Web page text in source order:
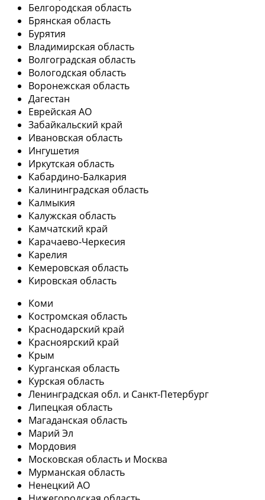
Белгородская область
Брянская область
Бурятия
Владимирская область
Волгоградская область
Вологодская область
Воронежская область
Дагестан
Еврейская АО
Забайкальский край
Ивановская область
Ингушетия
Иркутская область
Кабардино-Балкария
Калининградская область
Калмыкия
Калужская область
Камчатский край
Карачаево-Черкесия
Карелия
Кемеровская область
Кировская область
Коми
Костромская область
Краснодарский край
Красноярский край
Крым
Курганская область
Курская область
Ленинградская обл. и Санкт-Петербург
Липецкая область
Магаданская область
Марий Эл
Мордовия
Московская область и Москва
Мурманская область
Ненецкий АО